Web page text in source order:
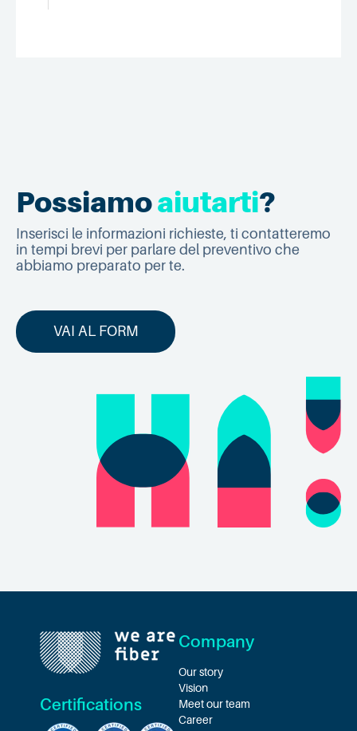
Possiamoaiutarti?
Inserisci le informazioni richieste, ti contatteremo
in tempi brevi per parlare del preventivo che
abbiamo preparato per te.
VAI AL FORM
Certifications
Company
Our story
Vision
Meet our team
Career